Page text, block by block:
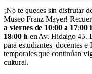
¡No te quedes sin disfrutar
Museo Franz Mayer!
a viernes de 10:00 a 17:00
18:00 h en Av. Hidalgo 45.
para estudiantes, docentes
temporales que continúan
cultural.